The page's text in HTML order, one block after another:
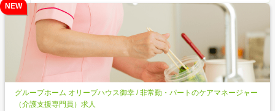
NEW
グループホーム オリーブハウス御幸 / 非常勤・パートのケアマネージャー
（介護支援専門員）求人